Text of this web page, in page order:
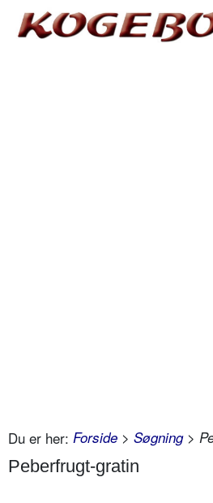
Du er her: Forside > Søgning>
Peberfrugt-gratin